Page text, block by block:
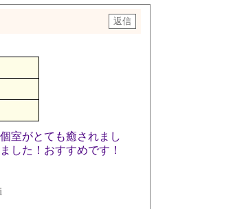
室がとても癒されまし
した！おすすめです！